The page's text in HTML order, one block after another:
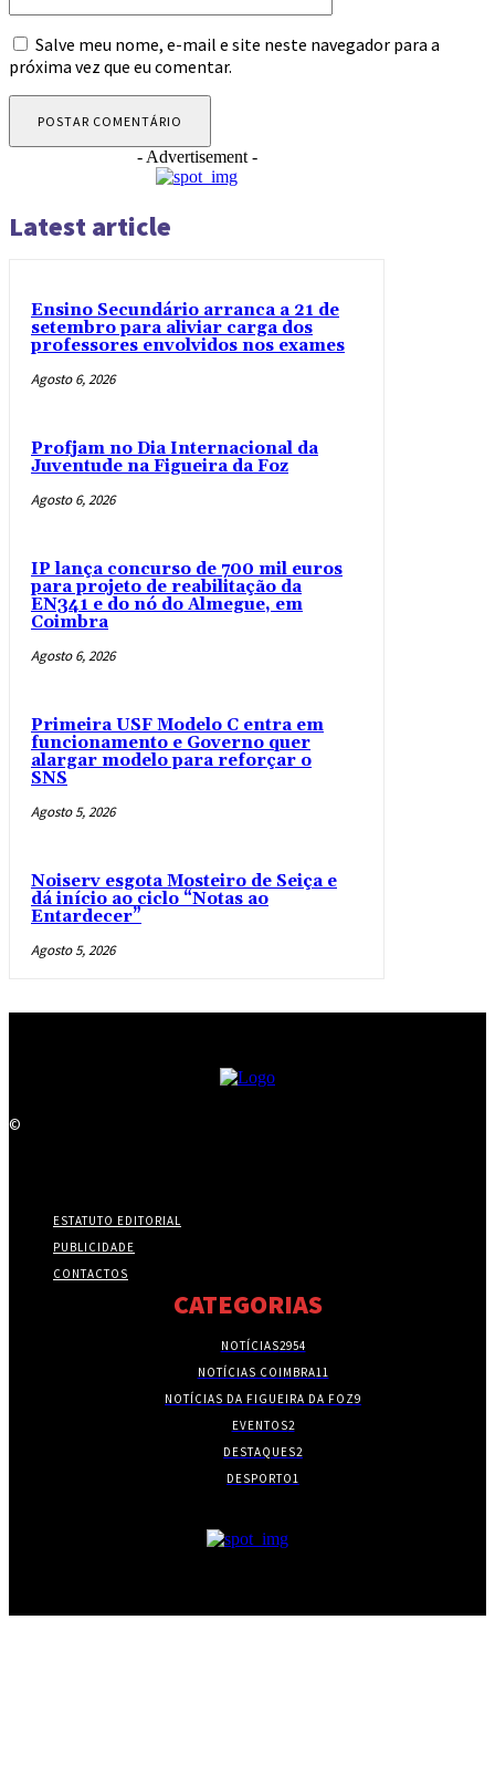
Salve meu nome, e-mail e site neste navegador para a
próxima vez que eu comentar.
- Advertisement -
Latest article
Ensino Secundário arranca a 21 de
setembro para aliviar carga dos
professores envolvidos nos exames
Agosto 6, 2026
Profjam no Dia Internacional da
Juventude na Figueira da Foz
Agosto 6, 2026
IP lança concurso de 700 mil euros
para projeto de reabilitação da
EN341 e do nó do Almegue, em
Coimbra
Agosto 6, 2026
Primeira USF Modelo C entra em
funcionamento e Governo quer
alargar modelo para reforçar o
SNS
Agosto 5, 2026
Noiserv esgota Mosteiro de Seiça e
dá início ao ciclo “Notas ao
Entardecer”
Agosto 5, 2026
©
ESTATUTO EDITORIAL
PUBLICIDADE
CONTACTOS
CATEGORIAS
NOTÍCIAS2954
NOTÍCIAS COIMBRA11
NOTÍCIAS DA FIGUEIRA DA FOZ9
EVENTOS2
DESTAQUES2
DESPORTO1